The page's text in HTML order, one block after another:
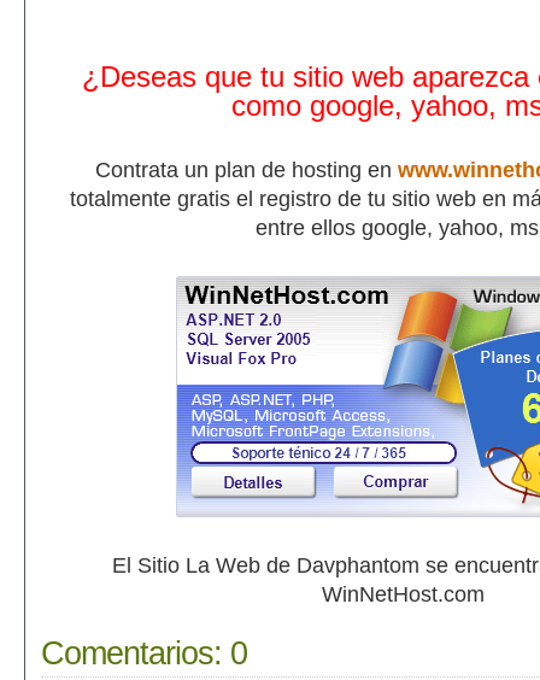
¿Deseas que tu sitio web aparezca
como google, yahoo,
Contrata un plan de hosting en
totalmente gratis el registro de tu sitio web en
entre ellos google, yahoo,
El Sitio La Web de Davphantom se
WinNetHost.com
Comentarios: 0